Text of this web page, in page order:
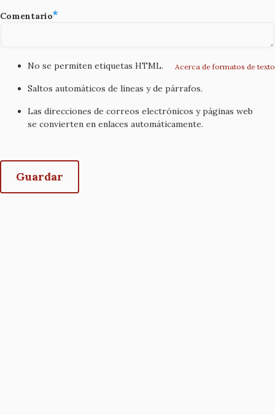
Comentario
Acerca de formatos de texto
No se permiten etiquetas HTML.
Saltos automáticos de líneas y de párrafos.
Las direcciones de correos electrónicos y páginas web
se convierten en enlaces automáticamente.